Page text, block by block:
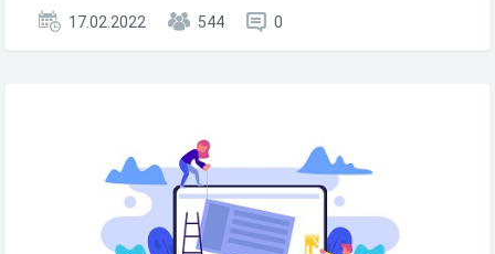
17.02.2022 544 0